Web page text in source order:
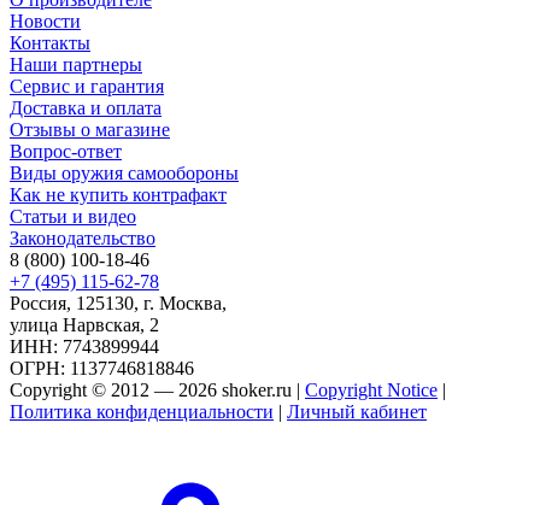
Новости
Контакты
Наши партнеры
Сервис и гарантия
Доставка и оплата
Отзывы о магазине
Вопрос-ответ
Виды оружия самообороны
Как не купить контрафакт
Статьи и видео
Законодательство
8 (800) 100-18-46
+7 (495) 115-62-78
Россия, 125130, г. Москва,
улица Нарвская, 2
ИНН: 7743899944
ОГРН: 1137746818846
Copyright © 2012 — 2026 shoker.ru | Copyright Notice |
Политика конфиденциальности | Личный кабинет